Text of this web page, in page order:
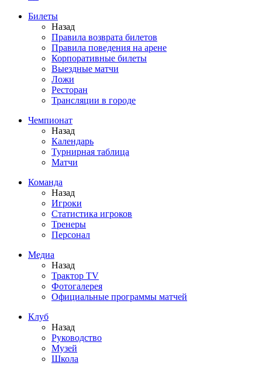
Билеты
Назад
Правила возврата билетов
Правила поведения на арене
Корпоративные билеты
Выездные матчи
Ложи
Ресторан
Трансляции в городе
Чемпионат
Назад
Календарь
Турнирная таблица
Матчи
Команда
Назад
Игроки
Статистика игроков
Тренеры
Персонал
Медиа
Назад
Трактор TV
Фотогалерея
Официальные программы матчей
Клуб
Назад
Руководство
Музей
Школа